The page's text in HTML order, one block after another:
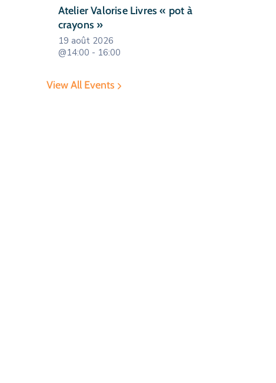
Atelier Valorise Livres « pot à
crayons »
19 août 2026
@14:00 - 16:00
View All Events